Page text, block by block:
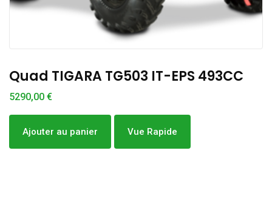
Quad TIGARA TG503 IT-EPS 493CC
5290,00 €
Ajouter au panier Vue Rapide